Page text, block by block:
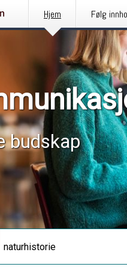
Hjem Følg
budskap